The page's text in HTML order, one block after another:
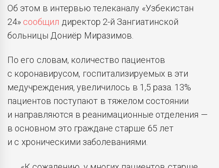
Об этом в интервью телеканалу «Узбекистан
24» сообщил директор 2-й Зангиатинской
больницы Дониёр Миразимов.
По его словам, количество пациентов
с коронавирусом, госпитализируемых в эти
медучреждения, увеличилось в 1,5 раза. 13%
пациентов поступают в тяжелом состоянии
и направляются в реанимационные отделения —
в основном это граждане старше 65 лет
и с хроническими заболеваниями.